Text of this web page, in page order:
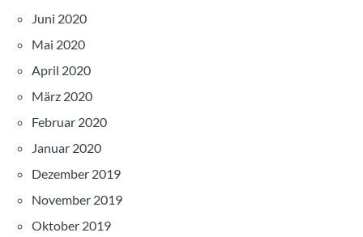
Juni 2020
Mai 2020
April 2020
März 2020
Februar 2020
Januar 2020
Dezember 2019
November 2019
Oktober 2019